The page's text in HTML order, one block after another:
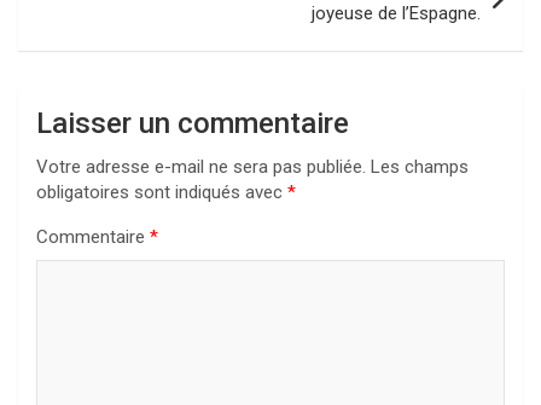
joyeuse de l’Espagne.
Laisser un commentaire
Votre adresse e-mail ne sera pas publiée. Les champs
obligatoires sont indiqués avec *
Commentaire *